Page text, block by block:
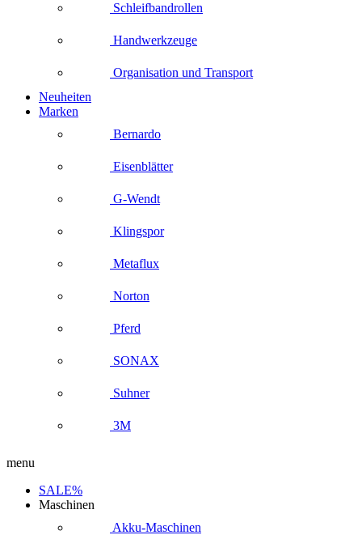
Schleifbandrollen
Handwerkzeuge
Organisation und Transport
Neuheiten
Marken
Bernardo
Eisenblätter
G-Wendt
Klingspor
Metaflux
Norton
Pferd
SONAX
Suhner
3M
menu
SALE%
Maschinen
Akku-Maschinen